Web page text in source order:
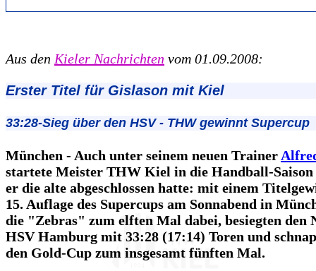
Aus den Kieler Nachrichten vom 01.09.2008:
Erster Titel für Gislason mit Kiel
33:28-Sieg über den HSV - THW gewinnt Supercup
München - Auch unter seinem neuen Trainer
startete Meister THW Kiel in die Handball-Saison
er die alte abgeschlossen hatte: mit einem
15. Auflage des Supercups am Sonnabend in
die "Zebras" zum elften Mal dabei, besiegten den
HSV Hamburg mit 33:28 (17:14) Toren und
den Gold-Cup zum insgesamt fünften Mal.